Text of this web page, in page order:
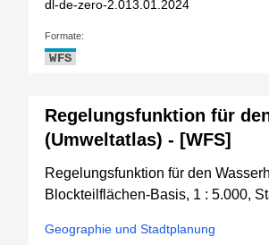
dl-de-zero-2.013.01.2024
Formate:
WFS
Regelungsfunktion für
(Umweltatlas) - [WFS]
Regelungsfunktion für den
Blockteilflächen-Basis, 1 : 5.000,
Geographie und Stadtplanung